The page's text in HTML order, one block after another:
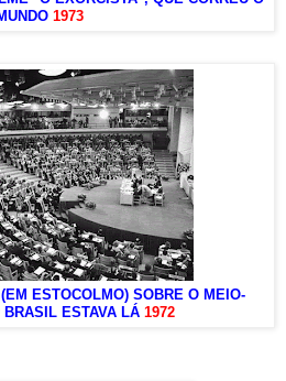
1973
ESTOCOLMO) SOBRE O MEIO-
ESTAVA LÁ 1972